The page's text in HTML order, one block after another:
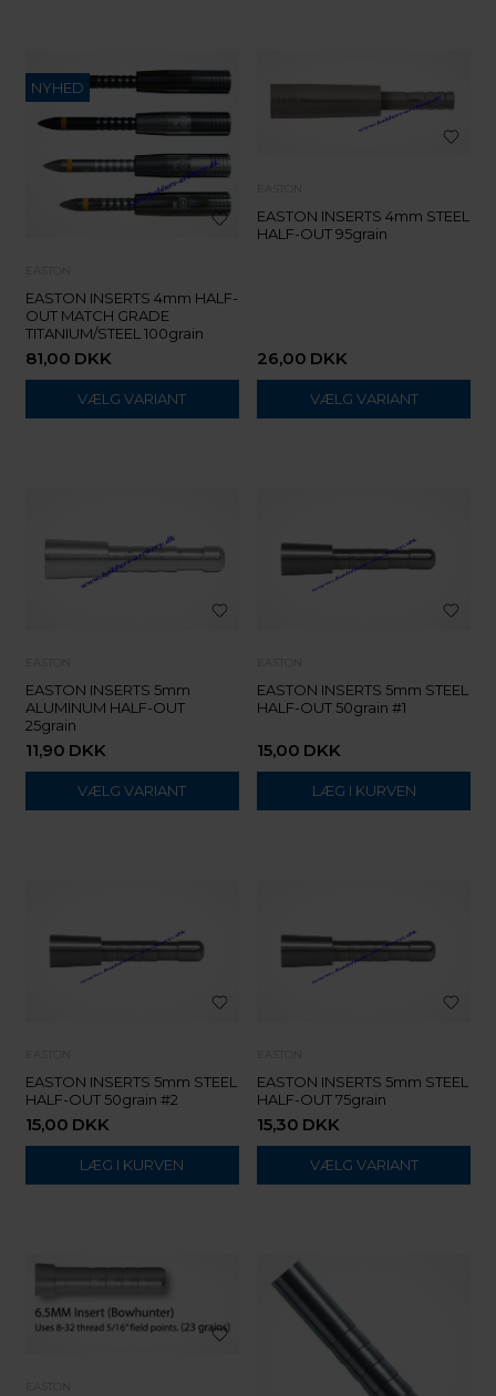
NYHED
EASTON INSERTS 4mm HALF-
OUT MATCH GRADE
TITANIUM/STEEL 100grain
81,00 DKK
VÆLG VARIANT
EASTON INSERTS 4mm STEEL
HALF-OUT 95grain
26,00 DKK
VÆLG VARIANT
EASTON INSERTS 5mm
ALUMINUM HALF-OUT
25grain
11,90 DKK
VÆLG VARIANT
EASTON INSERTS 5mm STEEL
HALF-OUT 50grain #1
15,00 DKK
EASTON INSERTS 5mm STEEL
HALF-OUT 50grain #2
15,00 DKK
EASTON INSERTS 5mm STEEL
HALF-OUT 75grain
15,30 DKK
VÆLG VARIANT